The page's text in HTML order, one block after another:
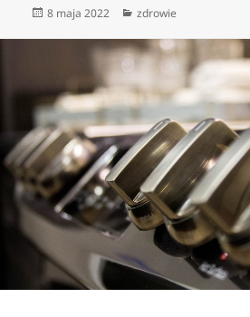
Data
8 maja 2022 Kategorie
zdrowie